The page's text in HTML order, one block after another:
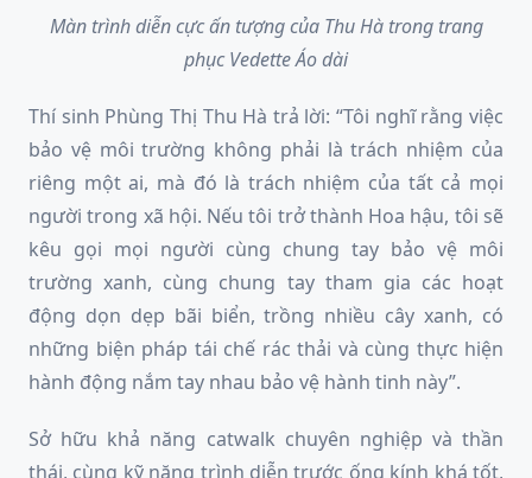
Màn trình diễn cực ấn tượng của Thu Hà trong trang
phục Vedette Áo dài
Thí sinh Phùng Thị Thu Hà trả lời: “Tôi nghĩ rằng việc
bảo vệ môi trường không phải là trách nhiệm của
riêng một ai, mà đó là trách nhiệm của tất cả mọi
người trong xã hội. Nếu tôi trở thành Hoa hậu, tôi sẽ
kêu gọi mọi người cùng chung tay bảo vệ môi
trường xanh, cùng chung tay tham gia các hoạt
động dọn dẹp bãi biển, trồng nhiều cây xanh, có
những biện pháp tái chế rác thải và cùng thực hiện
hành động nắm tay nhau bảo vệ hành tinh này”.
Sở hữu khả năng catwalk chuyên nghiệp và thần
thái, cùng kỹ năng trình diễn trước ống kính khá tốt,